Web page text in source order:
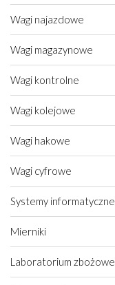
Wagi najazdowe
Wagi magazynowe
Wagi kontrolne
Wagi kolejowe
Wagi hakowe
Wagi cyfrowe
Systemy informatyczne
Mierniki
Laboratorium zbożowe